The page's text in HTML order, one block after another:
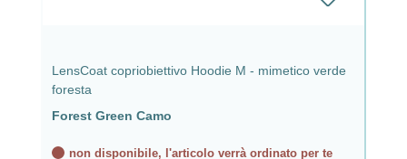
LensCoat copriobiettivo Hoodie M - mimetico verde
foresta
Forest Green Camo
non disponibile, l'articolo verrà ordinato per te